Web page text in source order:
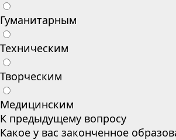
Гуманитарным
Техническим
Творческим
Медицинским
К предыдущему вопросу
Какое у вас законченное